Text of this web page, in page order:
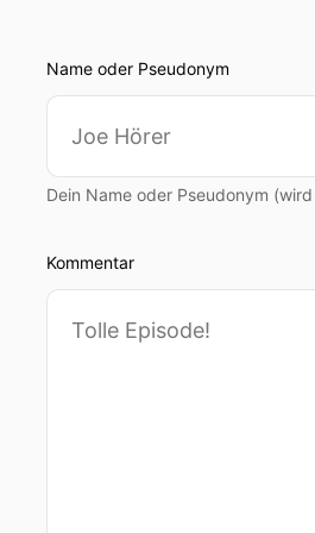
00:01:07: Recruitting Fails
00:01:12: Ja schön, dass
00:01:18: Ähm... Worüber
Name oder Pseudonym
Dein Name oder Pseudonym
Kommentar